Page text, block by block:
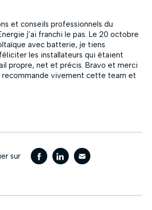
et conseils professionnels du
j’ai franchi le pas. Le 20 octobre
avec batterie, je tiens
les installateurs qui étaient
propre, net et précis. Bravo et merci
recommande vivement cette team et
sur